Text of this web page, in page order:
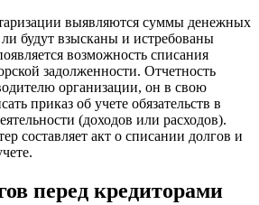
выявляются суммы денежных
будут взысканы и истребованы
возможность списания
задолженности. Отчетность
организации, он в свою
приказ об учете обязательств в
(доходов или расходов).
составляет акт о списании долгов и
перед кредиторами